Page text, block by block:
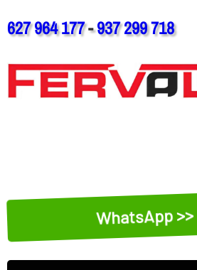
627 964 177-937 299 718
WhatsApp >>